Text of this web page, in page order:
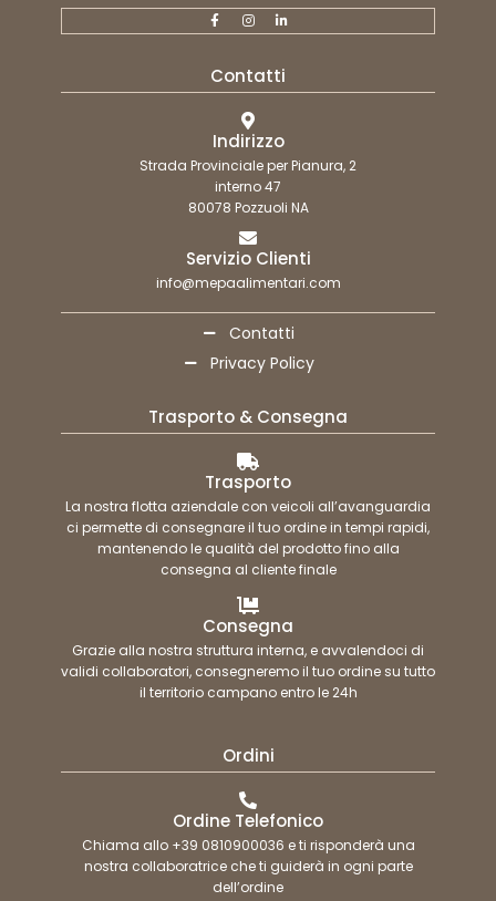
Contatti
Indirizzo
Strada Provinciale per Pianura, 2
interno 47
80078 Pozzuoli NA
Servizio Clienti
info@mepaalimentari.com
Contatti
Privacy Policy
Trasporto & Consegna
Trasporto
La nostra flotta aziendale con veicoli all’avanguardia
ci permette di consegnare il tuo ordine in tempi rapidi,
mantenendo le qualità del prodotto fino alla
consegna al cliente finale
Consegna
Grazie alla nostra struttura interna, e avvalendoci di
validi collaboratori, consegneremo il tuo ordine su tutto
il territorio campano entro le 24h
Ordini
Ordine Telefonico
Chiama allo +39 0810900036 e ti risponderà una
nostra collaboratrice che ti guiderà in ogni parte
dell’ordine